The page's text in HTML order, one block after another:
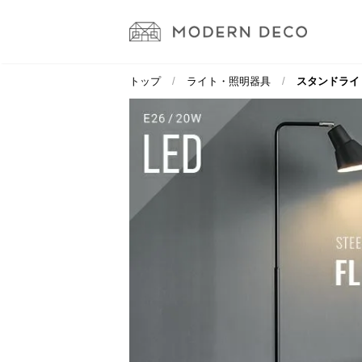
トップ ライト・照明器具 スタンドラ